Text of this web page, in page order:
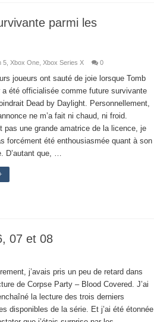
parmi les
5, Xbox One, Xbox Series X 0
joueurs ont sauté de joie lorsque Tomb
a été officialisée comme future survivante
Dead by Daylight. Personnellement,
ne m’a fait ni chaud, ni froid.
pas une grande amatrice de la licence, je
forcément été enthousiasmée quant à son
D’autant que, …
07 et 08
j’avais pris un peu de retard dans
de Corpse Party – Blood Covered. J’ai
la lecture des trois derniers
disponibles de la série. Et j’ai été étonnée